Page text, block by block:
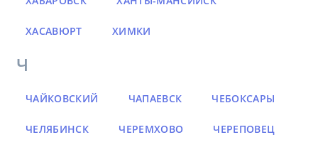
ХАСАВЮРТ ХИМКИ
Ч
ЧАЙКОВСКИЙ ЧАПАЕВСК ЧЕБОКСАРЫ
ЧЕЛЯБИНСК ЧЕРЕМХОВО ЧЕРЕПОВЕЦ